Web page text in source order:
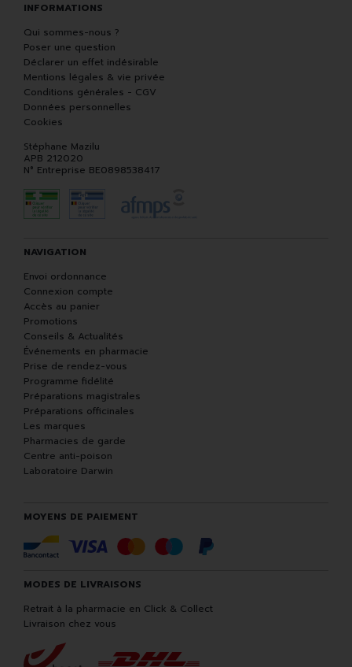
INFORMATIONS
Qui sommes-nous ?
Poser une question
Déclarer un effet indésirable
Mentions légales & vie privée
Conditions générales - CGV
Données personnelles
Cookies
Stéphane Mazilu
APB 212020
N° Entreprise BE0898538417
NAVIGATION
Envoi ordonnance
Connexion compte
Accès au panier
Promotions
Conseils & Actualités
Événements en pharmacie
Prise de rendez-vous
Programme fidélité
Préparations magistrales
Préparations officinales
Les marques
Pharmacies de garde
Centre anti-poison
Laboratoire Darwin
MOYENS DE PAIEMENT
MODES DE LIVRAISONS
Retrait à la pharmacie en Click & Collect
Livraison chez vous